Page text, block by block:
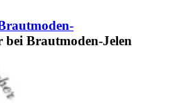
bei Brautmoden-Jelen